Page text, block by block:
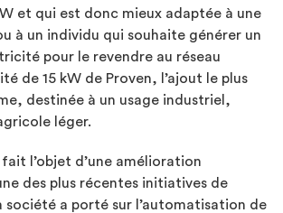
et qui est donc mieux adaptée à une
à un individu qui souhaite générer un
pour le revendre au réseau
de 15 kW de Proven, l’ajout le plus
destinée à un usage industriel,
léger.
l’objet d’une amélioration
des plus récentes initiatives de
a porté sur l’automatisation de